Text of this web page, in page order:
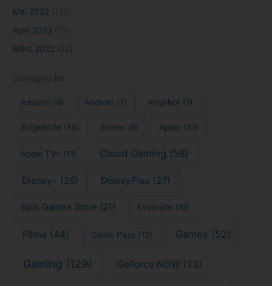
Mai 2022
April 2022
März 2022
Amazon (8) Android (7) Angebot (7)
Angebote(16) Anime (9) Apple (10)
Apple TV+ (11) Cloud Gaming (58)
Disney+ (26) DisneyPlus (27)
Epic Games Store (21) Evernote (10)
Filme(44) Game Pass (12) Games (52)
Gaming (129) GeForce NOW (33)